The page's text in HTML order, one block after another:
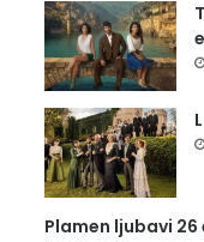
Plamen ljubavi